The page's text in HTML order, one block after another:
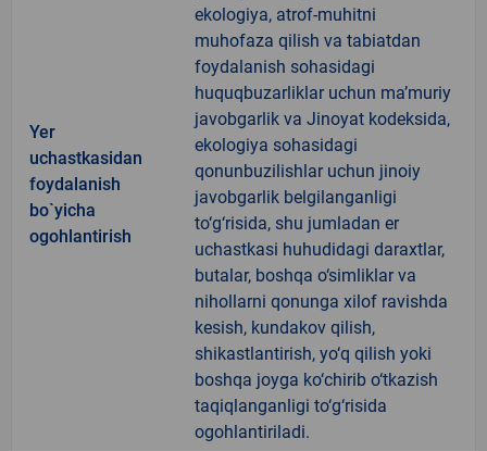
Yer
uchastkasidan
foydalanish
bo`yicha
ogohlantirish
ekologiya, atrof-muhitni
muhofaza qilish va tabiatdan
foydalanish sohasidagi
huquqbuzarliklar uchun ma’muriy
javobgarlik va Jinoyat kodeksida,
ekologiya sohasidagi
qonunbuzilishlar uchun jinoiy
javobgarlik belgilanganligi
to‘g‘risida, shu jumladan er
uchastkasi huhudidagi daraxtlar,
butalar, boshqa o‘simliklar va
nihollarni qonunga xilof ravishda
kesish, kundakov qilish,
shikastlantirish, yo‘q qilish yoki
boshqa joyga ko‘chirib o‘tkazish
taqiqlanganligi to‘g‘risida
ogohlantiriladi.